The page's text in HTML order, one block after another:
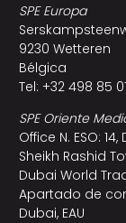
SPE Europa
9230 Wetteren
Bélgica
Tel: +32 498 85
SPE Oriente
Office N. ESO: 14,
Sheikh Rashid
Dubai World
Apartado de
Dubai, EAU